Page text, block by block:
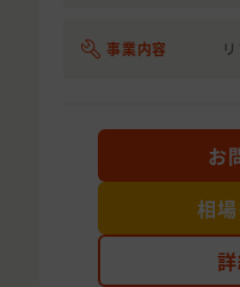
事業内容
お
相